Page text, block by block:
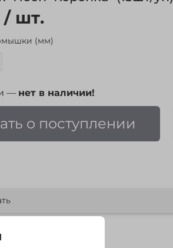
/ шт.
— нет в наличии!
о поступлении
(мм)